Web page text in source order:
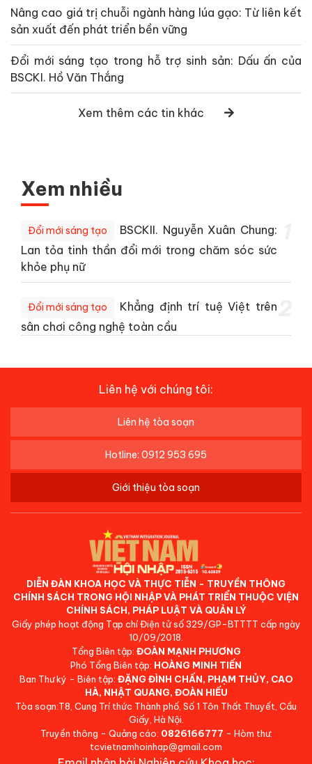
Nâng cao giá trị chuỗi ngành hàng lúa gạo: Từ liên kết
sản xuất đến phát triển bền vững
Đổi mới sáng tạo trong hỗ trợ sinh sản: Dấu ấn của
BSCKI. Hồ Văn Thắng
Xem thêm các tin khác
Xem nhiều
Đổi mới sáng tạo
BSCKII. Nguyễn Xuân Chung:
Lan tỏa tinh thần đổi mới trong chăm sóc sức
khỏe phụ nữ
Đổi mới sáng tạo
Khẳng định trí tuệ Việt trên
sân chơi công nghệ toàn cầu
Liên hệ với chúng tôi:
Liên hệ tòa soạn
Hotline: 0912 953 695
Giới thiệu tòa soạn
DIỄN ĐÀN KHOA HỌC VÀ THỰC TIỄN - TRUYỀN THÔNG
CHÍNH SÁCH TRONG HỘI NHẬP VÀ PHÁT TRIỂN THUỘC VIỆN
CHÍNH SÁCH, PHÁP LUẬT VÀ QUẢN LÝ
Giấy phép hoạt động Tạp chí Điện tử số 329/GP-BTTTT cấp ngày
10/09/2018.
Tổng Biên tập: ĐOÀN MẠNH PHƯƠNG
Phó Tổng Biên tập: HOÀNG MINH TIẾN
Ban Thư ký - Biên tập: ĐẶNG ĐÌNH CHẤN, PHẠM THỦY, CAO
HÀ, NHẬT QUANG, ĐOÀN HIẾU
Tòa soạn:T8, Cung Trí thức Thành phố, Số 1 Tôn Thất Thuyết, Cầu
Giấy, Hà Nội.
Truyền thông - Quảng cáo: 0826166777 - Hòm thư:
tcvietnamhoinhap@gmail.com